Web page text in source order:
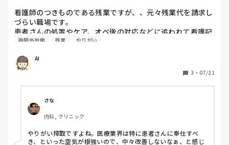
看護師のつきものである残業ですが、、元々残業代を請求し
づらい職場です。
患者さんの処置やケア、オペ後の対応などに追われて看護記
録や外回り（回診車や救急カートの物品確認）などが残り残
ですが、病院の方針として患者さんの急変対応や処置が残っ
て残業とるのはしょうがないが、物品確認や新人教育などの
業務で時間外を取るのはNGだそうで、、おかしいと思いま
す。
仕事するに当たって必要なことだからするのに残業代が取れ
ないのは違法だなと思います。
看護師は残業代が満足に取れなくてもやりがいがあればなん
とかなるのですか？
時間外労働 残業 やりがい
AI
3 ・ 07/21
さな
内科, クリニック
やりがい搾取ですよね。医療業界は特に患者さんに奉仕すべ
き、といった空気が根強いので、中々改善しないなぁ、と感じ